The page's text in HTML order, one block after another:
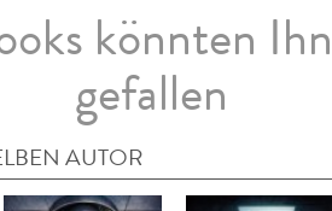
könnten
gefallen
AUTOR